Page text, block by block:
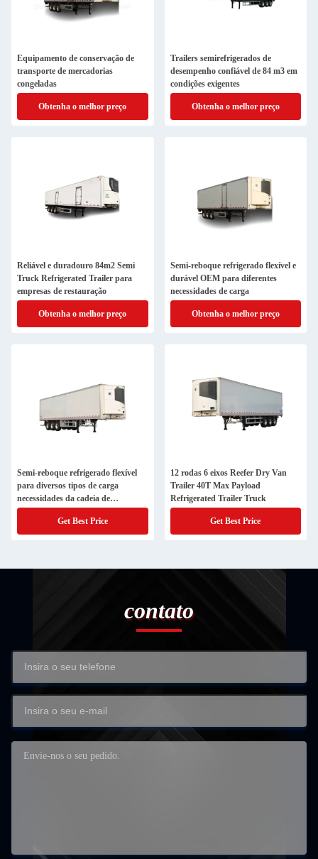
Equipamento de conservação de
transporte de mercadorias
congeladas
Obtenha o melhor preço
Trailers semirefrigerados de
desempenho confiável de 84 m3 em
condições exigentes
Obtenha o melhor preço
Reliável e duradouro 84m2 Semi
Truck Refrigerated Trailer para
empresas de restauração
Obtenha o melhor preço
Semi-reboque refrigerado flexível e
durável OEM para diferentes
necessidades de carga
Obtenha o melhor preço
Semi-reboque refrigerado flexível
para diversos tipos de carga
necessidades da cadeia de
abastecimento
Get Best Price
12 rodas 6 eixos Reefer Dry Van
Trailer 40T Max Payload
Refrigerated Trailer Truck
Get Best Price
contato